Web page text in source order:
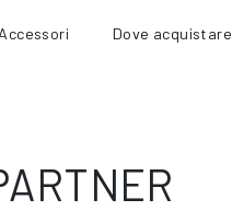
Accessori Dove acquistare